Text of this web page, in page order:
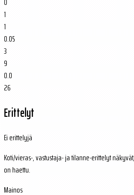
1
1
0.05
3
9
0.0
26
Erittelyt
Ei erittelyjä
Koti/vieras-, vastustaja- ja tilanne-erittelyt
on haettu.
Mainos